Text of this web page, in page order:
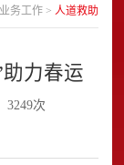
业务工作> 人道救助
力春运
3249次